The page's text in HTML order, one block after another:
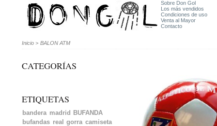
Sobre Don Gol
Los más vendidos
Condiciones de uso
Venta al Mayor
Contacto
Inicio > BALON ATM
CATEGORÍAS
ETIQUETAS
bandera madrid BUFANDA
bufandas real gorra camiseta